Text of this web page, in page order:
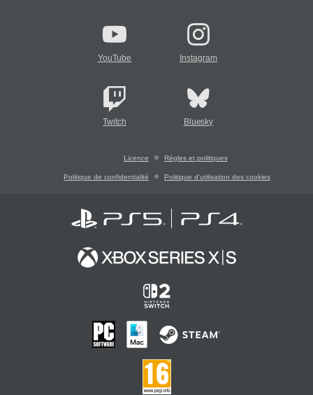
YouTube Instagram
Twitch Bluesky
Licence Règles et politiques
Politique de confidentialité Politique d'utilisation des cookies